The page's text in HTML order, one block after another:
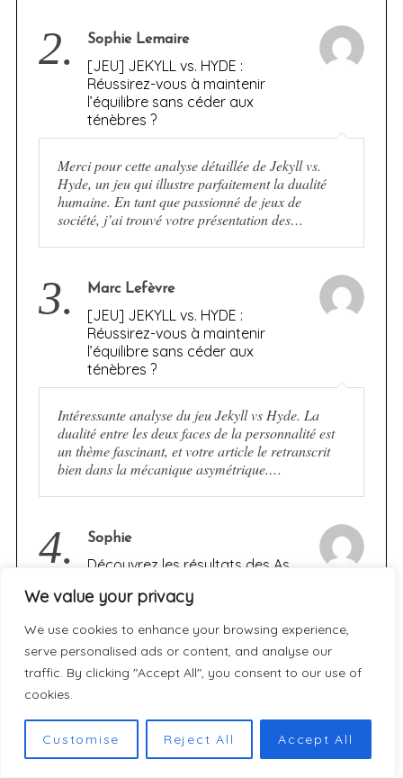
We value your privacy
We use cookies to enhance your browsing experience,
serve personalised ads or content, and analyse our
traffic. By clicking "Accept All", you consent to our use of
cookies.
Customise Reject All Accept All
2. Sophie Lemaire
[JEU] JEKYLL vs. HYDE :
Réussirez-vous à maintenir
l’équilibre sans céder aux
ténèbres ?
Merci pour cette analyse détaillée de Jekyll vs.
Hyde, un jeu qui illustre parfaitement la dualité
humaine. En tant que passionné de jeux de
société, j’ai trouvé votre présentation des…
3. Marc Lefèvre
[JEU] JEKYLL vs. HYDE :
Réussirez-vous à maintenir
l’équilibre sans céder aux
ténèbres ?
Intéressante analyse du jeu Jekyll vs Hyde. La
dualité entre les deux faces de la personnalité est
un thème fascinant, et votre article le retranscrit
bien dans la mécanique asymétrique.…
4. Sophie
Découvrez les résultats des As
société de l’année
Merci pour cet article super complet sur les As
d'Or 2026 ! Avec mes 2 enfants on cherchait des
idées de jeux Gigamic après avoir adoré Archeo.
J'ai trouvé le…